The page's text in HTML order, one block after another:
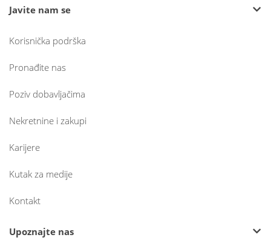
Javite nam se
Korisnička podrška
Pronađite nas
Poziv dobavljačima
Nekretnine i zakupi
Karijere
Kutak za medije
Kontakt
Upoznajte nas